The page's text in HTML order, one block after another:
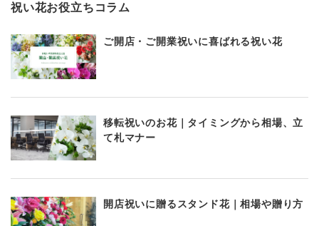
祝い花お役立ちコラム
ご開店・ご開業祝いに喜ばれる祝い花
移転祝いのお花｜タイミングから相場、立
て札マナー
開店祝いに贈るスタンド花｜相場や贈り方